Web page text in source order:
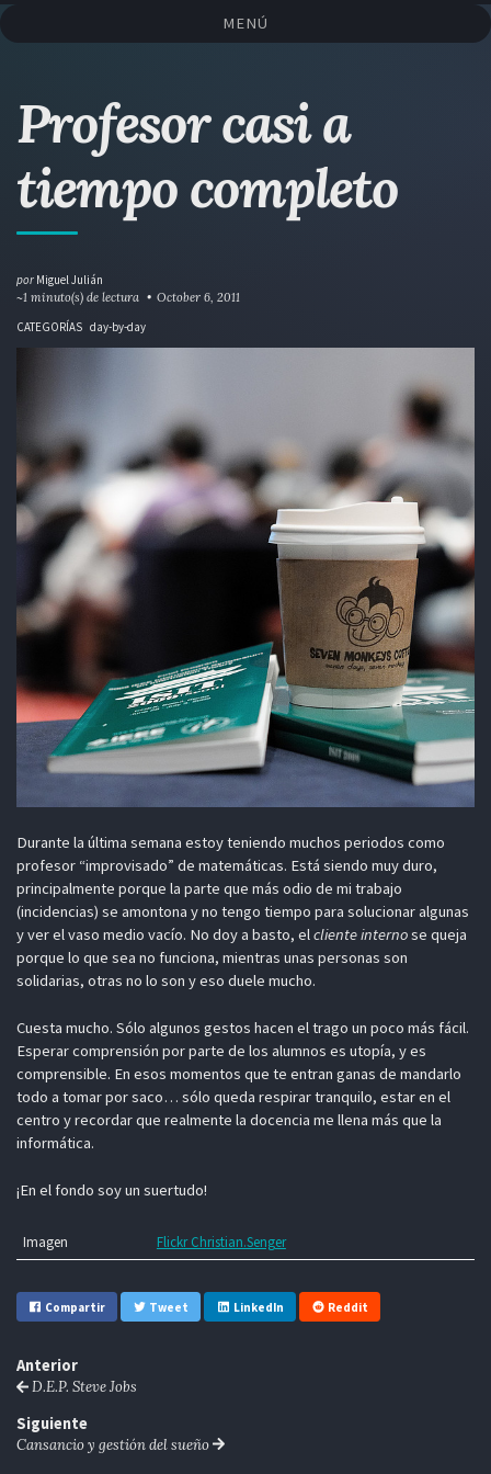
Saltar
enlaces
Saltar
a
primaria
Saltar
al
Saltar
al
página
MENÚ
Profesor casi a
tiempo completo
por Miguel Julián
~1 minuto(s) de lectura
October 6, 2011
CATEGORÍAS day-by-day
Durante la última semana estoy teniendo muchos periodos como
profesor “improvisado” de matemáticas. Está siendo muy duro,
principalmente porque la parte que más odio de mi trabajo
(incidencias) se amontona y no tengo tiempo para solucionar algunas
y ver el vaso medio vacío. No doy a basto, elcliente internose queja
porque lo que sea no funciona, mientras unas personas son
solidarias, otras no lo son y eso duele mucho.
Cuesta mucho. Sólo algunos gestos hacen el trago un poco más fácil.
Esperar comprensión por parte de los alumnos es utopía, y es
comprensible. En esos momentos que te entran ganas de mandarlo
todo a tomar por saco… sólo queda respirar tranquilo, estar en el
centro y recordar que realmente la docencia me llena más que la
informática.
¡En el fondo soy un suertudo!
Imagen Flickr Christian.Senger
Compartir Tweet LinkedIn Reddit
Anterior
D.E.P. Steve Jobs
Siguiente
Cansancio y gestión del sueño